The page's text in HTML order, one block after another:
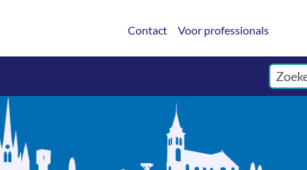
Contact Voor professionals